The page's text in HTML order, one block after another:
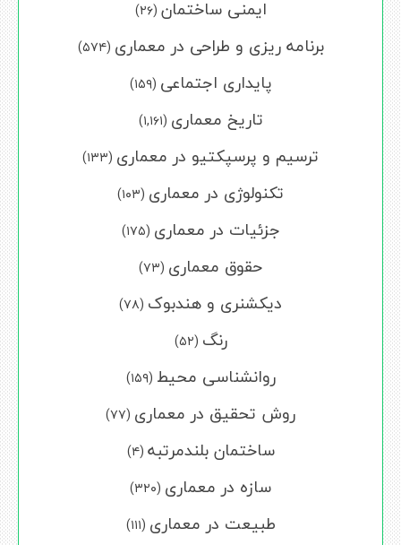
ایمنی ساختمان (۲۶)
برنامه ریزی و طراحی در معماری (۵۷۴)
پایداری اجتماعی (۱۵۹)
تاریخ معماری (۱,۱۶۱)
ترسیم و پرسپکتیو در معماری (۱۳۳)
تکنولوژی در معماری (۱۰۳)
جزئیات در معماری (۱۷۵)
حقوق معماری (۷۳)
دیکشنری و هندبوک (۷۸)
رنگ (۵۲)
روانشناسی محیط (۱۵۹)
روش تحقیق در معماری (۷۷)
ساختمان بلندمرتبه (۴)
سازه در معماری (۳۲۰)
طبیعت در معماری (۱۱۱)